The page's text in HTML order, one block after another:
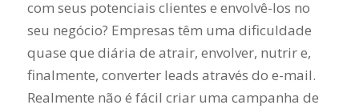
com seus potenciais clientes e envolvê-los no
seu negócio? Empresas têm uma dificuldade
quase que diária de atrair, envolver, nutrir e,
finalmente, converter leads através do e-mail.
Realmente não é fácil criar uma campanha de